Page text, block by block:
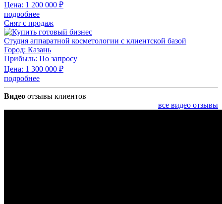
Цена: 1 200 000 ₽
подробнее
Снят с продаж
Студия аппаратной косметологии с клиентской базой
Город: Казань
Прибыль: По запросу
Цена: 1 300 000 ₽
подробнее
Видео отзывы клиентов
все видео отзывы